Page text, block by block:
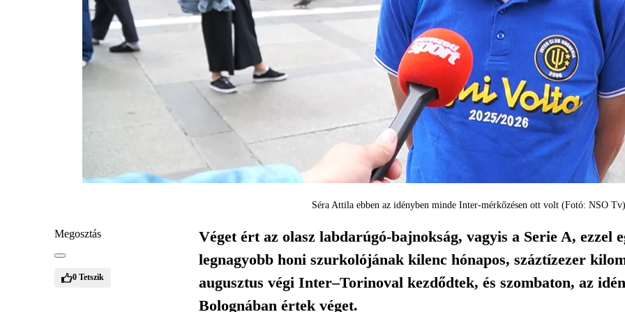
Séra Attila ebben az idényben minde Inter-mérkőzésen ott volt (Fotó: NSO Tv)
Megosztás
0 Tetszik
Véget ért az olasz labdarúgó-bajnokság, vagyis a Serie A, ezzel
legnagyobb honi szurkolójának kilenc hónapos, száztízezer
augusztus végi Inter–Torinoval kezdődtek, és szombaton, az
Bolognában értek véget.